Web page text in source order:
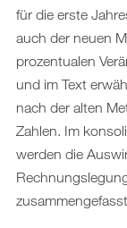
für die erste
auch der neuen
prozentualen
und im Text
nach der alten
Zahlen. Im
werden die